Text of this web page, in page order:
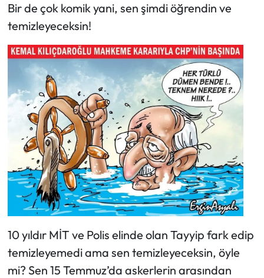
Bir de çok komik yani, sen şimdi öğrendin ve
temizleyeceksin!
10 yıldır MİT ve Polis elinde olan Tayyip fark edip
temizleyemedi ama sen temizleyeceksin, öyle
mi? Sen 15 Temmuz’da askerlerin arasından